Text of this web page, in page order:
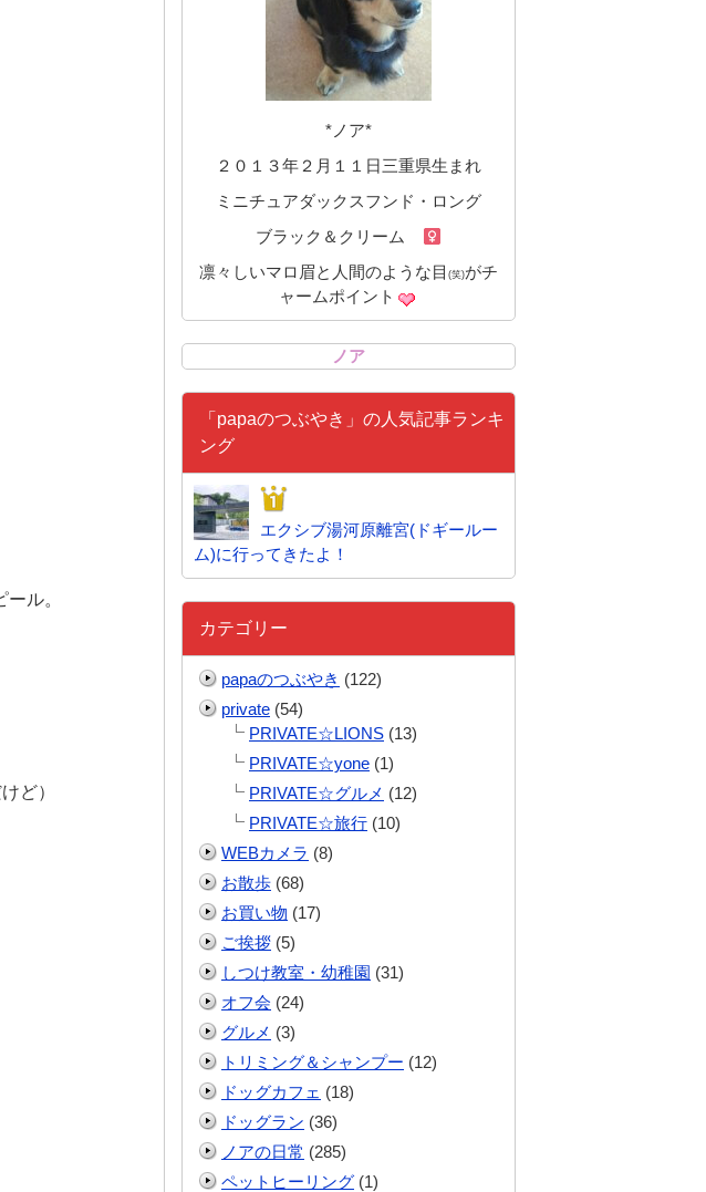
ル。
ど）
*ノア*
２０１３年２月１１日三重県生まれ
ミニチュアダックスフンド・ロング
ブラック＆クリーム
凛々しいマロ眉と人間のような目 (笑)がチ
ャームポイント
ノア
「papaのつぶやき」の人気記事ランキ
ング
エクシブ湯河原離宮(ドギールー
ム)に行ってきたよ！
カテゴリー
papaのつぶやき (122)
private (54)
PRIVATE☆LIONS (13)
PRIVATE☆yone (1)
PRIVATE☆グルメ (12)
PRIVATE☆旅行 (10)
WEBカメラ (8)
お散歩 (68)
お買い物 (17)
ご挨拶 (5)
しつけ教室・幼稚園 (31)
オフ会 (24)
グルメ (3)
トリミング＆シャンプー (12)
ドッグカフェ (18)
ドッグラン (36)
ノアの日常 (285)
ペットヒーリング (1)